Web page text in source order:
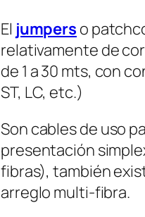
El jumpers o
relativamente de
de 1 a 30 mts, con
ST, LC, etc.)
Son cables de uso
presentación
fibras), también
arreglo multi-fibra.